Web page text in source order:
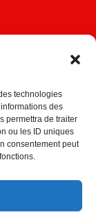
technologies
des
permettra de traiter
ou les ID uniques
consentement peut
2091
1840
859